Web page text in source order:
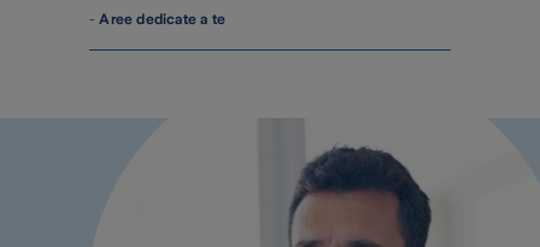
-Aree dedicate a te